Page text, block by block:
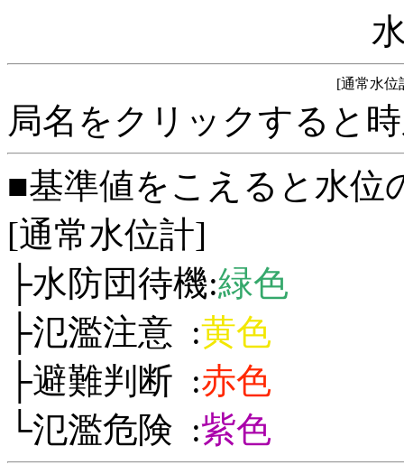
[通常水位
局名をクリックすると
■基準値をこえると水位
[通常水位計]
├水防団待機:緑色
├氾濫注意 :黄色
├避難判断 :赤色
└氾濫危険 :紫色